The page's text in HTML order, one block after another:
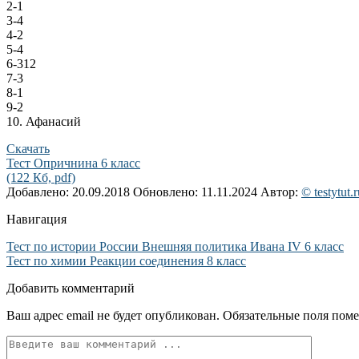
2-1
3-4
4-2
5-4
6-312
7-3
8-1
9-2
10. Афанасий
Скачать
Тест Опричнина 6 класс
(122 Кб, pdf)
Добавлено: 20.09.2018 Обновлено: 11.11.2024 Автор: ©
Навигация
Тест по истории России Внешняя политика Ивана IV 6 класс
Тест по химии Реакции соединения 8 класс
Добавить комментарий
Ваш адрес email не будет опубликован. Обязательные поля